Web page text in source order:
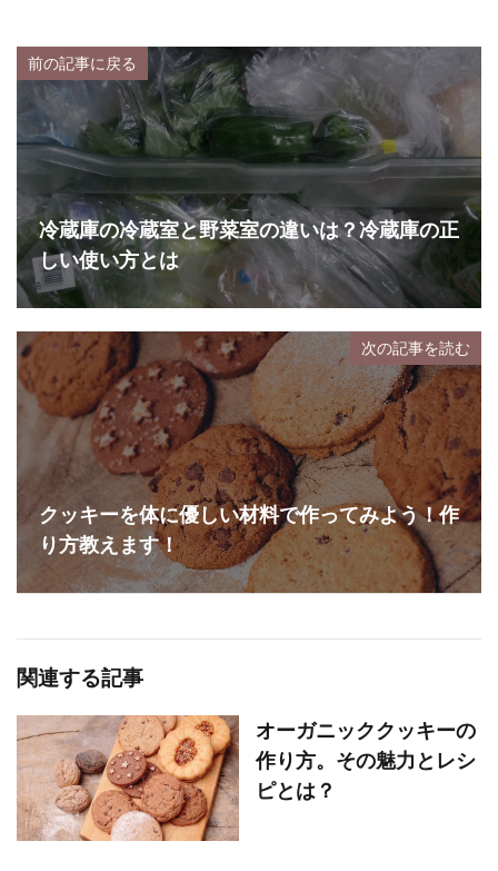
前の記事に戻る
冷蔵庫の冷蔵室と野菜室の違いは？冷蔵庫の正
しい使い方とは
次の記事を読む
クッキーを体に優しい材料で作ってみよう！作
り方教えます！
関連する記事
オーガニッククッキーの
作り方。その魅力とレシ
ピとは？